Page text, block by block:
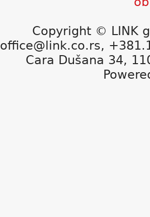
Copyright © LINK
office@link.co.rs,
Cara Dušana 34,